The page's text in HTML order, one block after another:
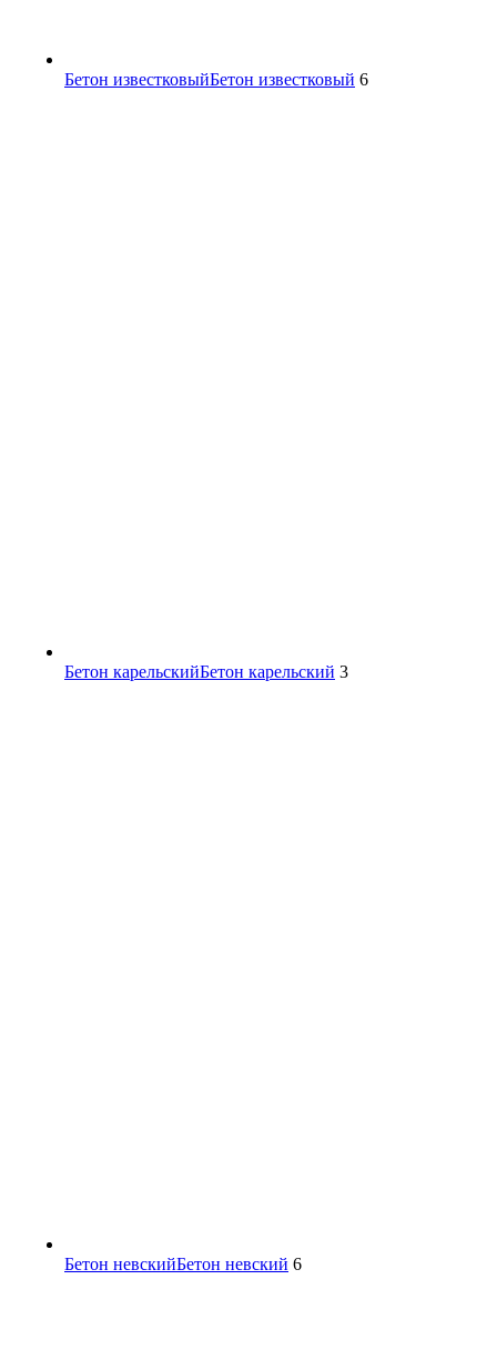
Бетон известковыйБетон известковый 6
Бетон карельскийБетон карельский 3
Бетон невскийБетон невский 6